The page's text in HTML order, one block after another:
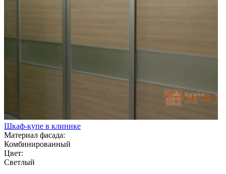
Шкаф-купе в клинике
Материал фасада:
Комбинированный
Цвет:
Светлый